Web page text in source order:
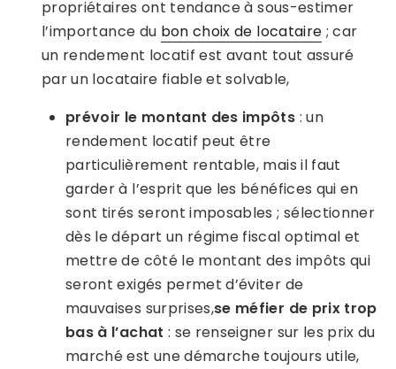
propriétaires ont tendance à sous-estimer
l’importance du bon choix de locataire ; car
un rendement locatif est avant tout assuré
par un locataire fiable et solvable,
prévoir le montant des impôts : un
rendement locatif peut être
particulièrement rentable, mais il faut
garder à l’esprit que les bénéfices qui en
sont tirés seront imposables ; sélectionner
dès le départ un régime fiscal optimal et
mettre de côté le montant des impôts qui
seront exigés permet d’éviter de
mauvaises surprises,se méfier de prix trop
bas à l’achat : se renseigner sur les prix du
marché est une démarche toujours utile,